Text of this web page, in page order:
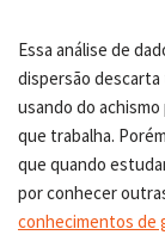
Essa análise de
dispersão
usando do
que trabalha.
que quando
por conhecer
conhecimentos de